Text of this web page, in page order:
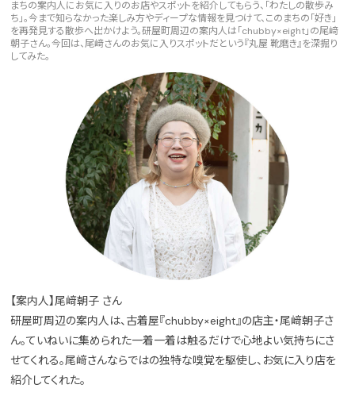
まちの案内人にお気に入りのお店やスポットを紹介してもらう、「わたしの散歩み
ち」。今まで知らなかった楽しみ方やディープな情報を見つけて、このまちの「好き」
を再発見する散歩へ出かけよう。研屋町周辺の案内人は「chubby×eight」の尾﨑
朝子さん。今回は、尾﨑さんのお気に入りスポットだという『丸屋 靴磨き』を深掘り
してみた。
【案内人】尾﨑朝子 さん
研屋町周辺の案内人は、古着屋『chubby×eight』の店主・尾﨑朝子さ
ん。ていねいに集められた一着一着は触るだけで心地よい気持ちにさ
せてくれる。尾﨑さんならではの独特な嗅覚を駆使し、お気に入り店を
紹介してくれた。